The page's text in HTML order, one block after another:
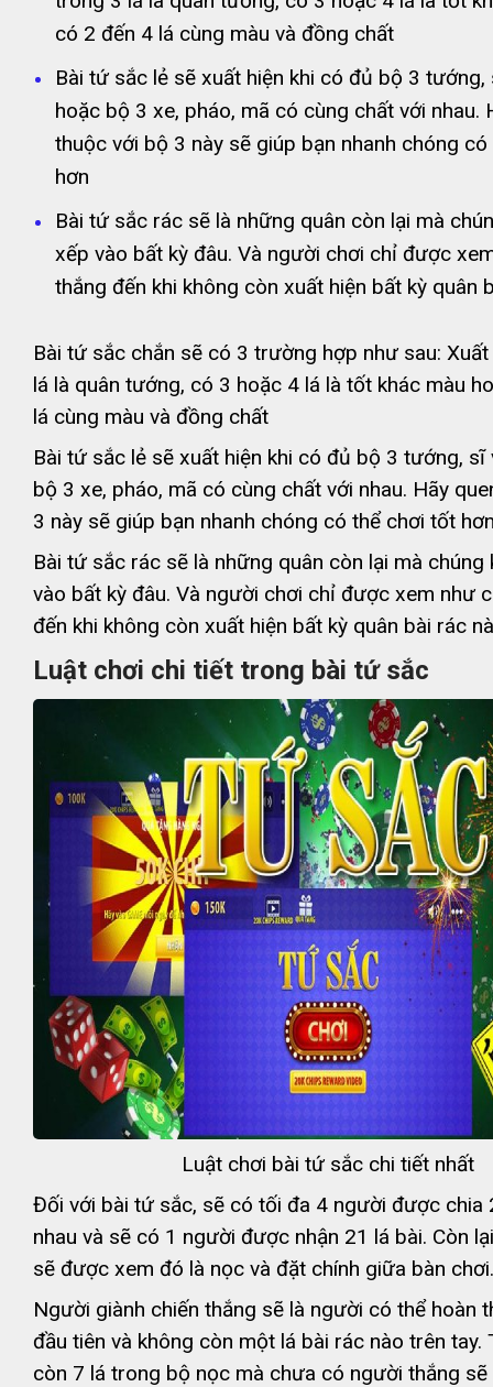
có 2 đến 4 lá cùng màu và đồng chất
Bài tứ sắc lẻ sẽ xuất hiện khi có đủ bộ 3
hoặc bộ 3 xe, pháo, mã có cùng chất với nhau.
thuộc với bộ 3 này sẽ giúp bạn nhanh chóng
hơn
Bài tứ sắc rác sẽ là những quân còn lại mà
xếp vào bất kỳ đâu. Và người chơi chỉ được
thắng đến khi không còn xuất hiện bất kỳ quân
Bài tứ sắc chắn sẽ có 3 trường hợp như sau:
lá là quân tướng, có 3 hoặc 4 lá là tốt khác màu
lá cùng màu và đồng chất
Bài tứ sắc lẻ sẽ xuất hiện khi có đủ bộ 3 tướng,
bộ 3 xe, pháo, mã có cùng chất với nhau. Hãy
3 này sẽ giúp bạn nhanh chóng có thể chơi tốt
Bài tứ sắc rác sẽ là những quân còn lại mà chúng
vào bất kỳ đâu. Và người chơi chỉ được xem như
đến khi không còn xuất hiện bất kỳ quân bài rác
Luật chơi chi tiết trong bài tứ sắc
Luật chơi bài tứ sắc chi tiết nhất
Đối với bài tứ sắc, sẽ có tối đa 4 người được chia
nhau và sẽ có 1 người được nhận 21 lá bài. Còn
sẽ được xem đó là nọc và đặt chính giữa bàn chơi.
Người giành chiến thắng sẽ là người có thể hoàn
đầu tiên và không còn một lá bài rác nào trên tay.
còn 7 lá trong bộ nọc mà chưa có người thắng